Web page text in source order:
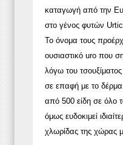
καταγωγή από την
στο γένος φυτών
Το όνομα τους
ουσιαστικό uro που
λόγω του
σε επαφή με το
από 500 είδη σε όλο
όμως ευδοκιμεί
χλωρίδας της χώρας